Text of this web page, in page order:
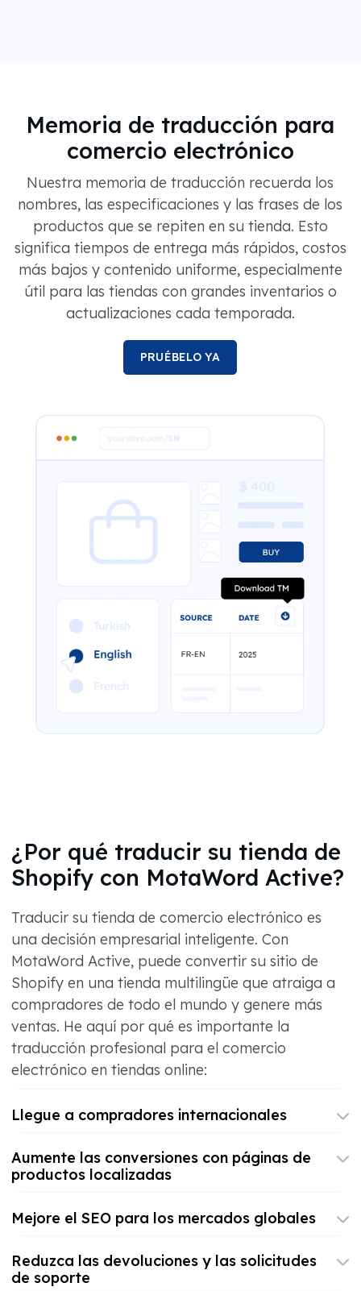
Memoria de traducción para
comercio electrónico
Nuestra memoria de traducción recuerda los
nombres, las especificaciones y las frases de los
productos que se repiten en su tienda. Esto
significa tiempos de entrega más rápidos, costos
más bajos y contenido uniforme, especialmente
útil para las tiendas con grandes inventarios o
actualizaciones cada temporada.
PRUÉBELO YA
¿Por qué traducir su tienda de
Shopify con MotaWord Active?
Traducir su tienda de comercio electrónico es
una decisión empresarial inteligente. Con
MotaWord Active, puede convertir su sitio de
Shopify en una tienda multilingüe que atraiga a
compradores de todo el mundo y genere más
ventas. He aquí por qué es importante la
traducción profesional para el comercio
electrónico en tiendas online:
Llegue a compradores internacionales
Aumente las conversiones con páginas de
productos localizadas
Mejore el SEO para los mercados globales
Reduzca las devoluciones y las solicitudes
de soporte